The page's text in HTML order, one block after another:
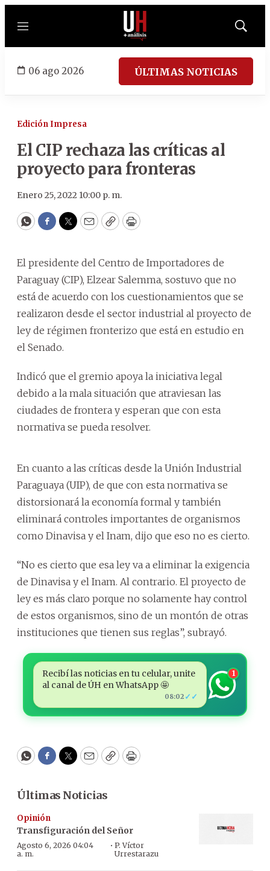
Menú
Mostrar
06 ago 2026 ÚLTIMAS NOTICIAS
Edición Impresa
El CIP rechaza las críticas al
proyecto para fronteras
Enero 25, 2022 10:00 p. m.
WhatsApp
Facebook
Twitter
EmailCopyPrint
El presidente del Centro de Importadores de
Paraguay (CIP), Elzear Salemma, sostuvo que no
está de acuerdo con los cuestionamientos que se
realizaron desde el sector industrial al proyecto de
ley de régimen fronterizo que está en estudio en
el Senado.
Indicó que el gremio apoya la iniciativa legal
debido a la mala situación que atraviesan las
ciudades de frontera y esperan que con esta
normativa se pueda resolver.
En cuanto a las críticas desde la Unión Industrial
Paraguaya (UIP), de que con esta normativa se
distorsionará la economía formal y también
eliminará controles importantes de organismos
como Dinavisa y el Inam, dijo que eso no es cierto.
“No es cierto que esa ley va a eliminar la exigencia
de Dinavisa y el Inam. Al contrario. El proyecto de
ley es más claro porque no solamente hay control
de estos organismos, sino de un montón de otras
instituciones que tienen sus reglas”, subrayó.
Recibí las noticias en tu celular, unite
al canal de ÚH en WhatsApp 🤩
08:02 ✓✓
1
WhatsApp
Facebook
Twitter
EmailCopyPrint
Últimas Noticias
Opinión
Transfiguración del Señor
Agosto 6, 2026 04:04
a. m.
· P. Víctor
Urrestarazu